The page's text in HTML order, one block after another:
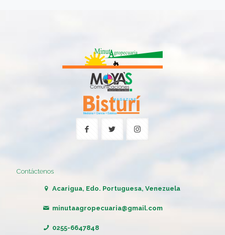
Contáctenos
Acarigua, Edo. Portuguesa, Venezuela
minutaagropecuaria@gmail.com
0255-6647848